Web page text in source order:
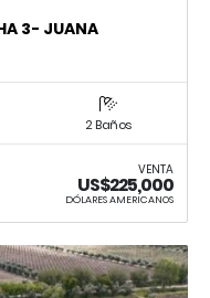
3- JUANA
2 Baños
VENTA
US$225,000
DÓLARES AMERICANOS